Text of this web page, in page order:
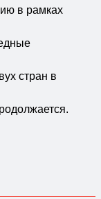
в рамках
стран в